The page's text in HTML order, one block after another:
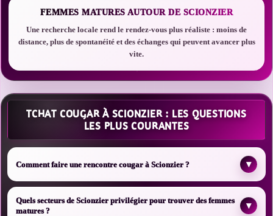
FEMMES MATURES AUTOUR DE SCIONZIER
Une recherche locale rend le rendez-vous plus réaliste : moins de
distance, plus de spontanéité et des échanges qui peuvent avancer plus
vite.
TCHAT COUGAR À SCIONZIER : LES QUESTIONS
LES PLUS COURANTES
Comment faire une rencontre cougar à Scionzier ? ▾
Quels secteurs de Scionzier privilégier pour trouver des femmes
matures ?
▾